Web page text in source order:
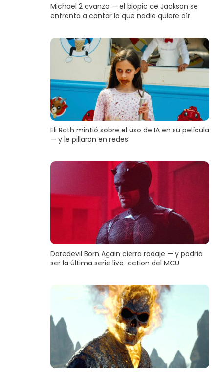
Michael 2 avanza — el biopic de Jackson se
enfrenta a contar lo que nadie quiere oír
Eli Roth mintió sobre el uso de IA en su película
— y le pillaron en redes
Daredevil Born Again cierra rodaje — y podría
ser la última serie live-action del MCU